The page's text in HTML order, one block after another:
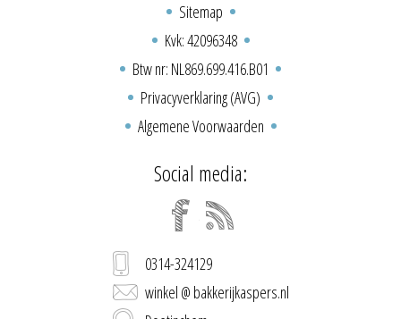
Sitemap
Kvk: 42096348
Btw nr: NL869.699.416.B01
Privacyverklaring (AVG)
Algemene Voorwaarden
Social media:
0314-324129
winkel @ bakkerijkaspers.nl